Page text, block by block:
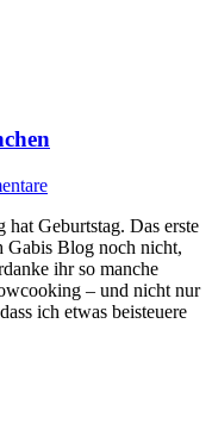
Geburtstag. Das erste
Gabis Blog noch nicht,
ihr so manche
– und nicht nur
ich etwas beisteuere